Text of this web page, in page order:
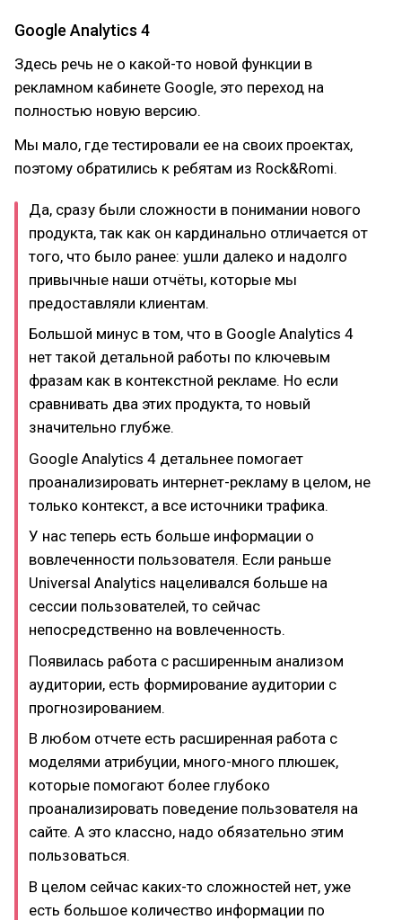
Google Analytics 4
Здесь речь не о какой-то новой функции в
рекламном кабинете Google, это переход на
полностью новую версию.
Мы мало, где тестировали ее на своих проектах,
поэтому обратились к ребятам из Rock&Romi.
Да, сразу были сложности в понимании нового
продукта, так как он кардинально отличается от
того, что было ранее: ушли далеко и надолго
привычные наши отчёты, которые мы
предоставляли клиентам.
Большой минус в том, что в Google Analytics 4
нет такой детальной работы по ключевым
фразам как в контекстной рекламе. Но если
сравнивать два этих продукта, то новый
значительно глубже.
Google Analytics 4 детальнее помогает
проанализировать интернет-рекламу в целом, не
только контекст, а все источники трафика.
У нас теперь есть больше информации о
вовлеченности пользователя. Если раньше
Universal Analytics нацеливался больше на
сессии пользователей, то сейчас
непосредственно на вовлеченность.
Появилась работа с расширенным анализом
аудитории, есть формирование аудитории с
прогнозированием.
В любом отчете есть расширенная работа с
моделями атрибуции, много-много плюшек,
которые помогают более глубоко
проанализировать поведение пользователя на
сайте. А это классно, надо обязательно этим
пользоваться.
В целом сейчас каких-то сложностей нет, уже
есть большое количество информации по